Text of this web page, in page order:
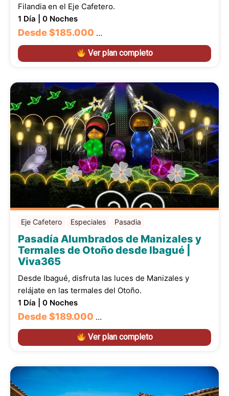
Filandia en el Eje Cafetero.
1 Día | 0 Noches
Desde$185.000 …
Ver plan completo
Eje Cafetero Especiales Pasadia
Pasadía Alumbrados de Manizales y
Termales de Otoño desde Ibagué |
Viva365
Desde Ibagué, disfruta las luces de Manizales y
relájate en las termales del Otoño.
1 Día | 0 Noches
Desde$189.000 …
Ver plan completo